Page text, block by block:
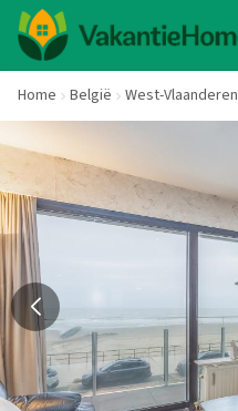
Home België West-Vlaanderen